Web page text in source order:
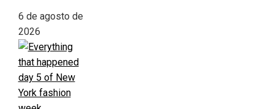
6 de agosto de
2026